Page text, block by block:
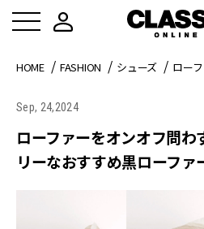
HOME FASHION シューズ ロー
Sep, 24,2024
ローファーをオンオフ問わ
リーなおすすめ黒ローファ